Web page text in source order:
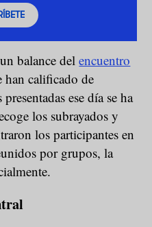
balance delencuentro
han calificado de
ese día se ha
los subrayados y
los participantes en
por grupos, la